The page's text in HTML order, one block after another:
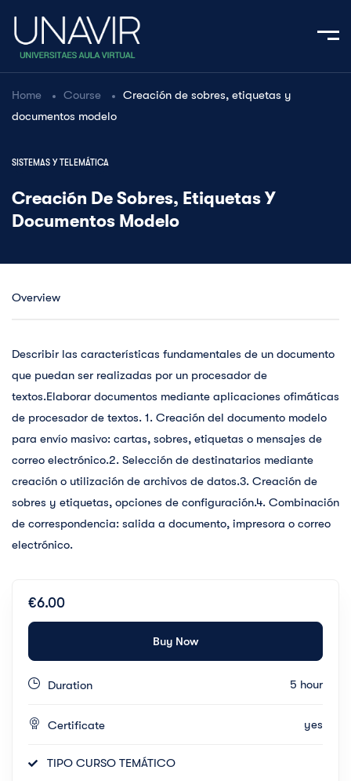
Home Course
Creación de sobres, etiquetas y
documentos modelo
SISTEMAS Y TELEMÁTICA
Creación De Sobres, Etiquetas Y
Documentos Modelo
Overview
Describir las características fundamentales de un documento
que puedan ser realizadas por un procesador de
textos.Elaborar documentos mediante aplicaciones ofimáticas
de procesador de textos. 1. Creación del documento modelo
para envío masivo: cartas, sobres, etiquetas o mensajes de
correo electrónico.2. Selección de destinatarios mediante
creación o utilización de archivos de datos.3. Creación de
sobres y etiquetas, opciones de configuración.4. Combinación
de correspondencia: salida a documento, impresora o correo
electrónico.
€6.00
Buy Now
Duration 5 hour
Certificate yes
TIPO CURSO TEMÁTICO